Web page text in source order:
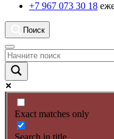
+7 967 073 30 18
Поиск
Exact matches only
Search in title